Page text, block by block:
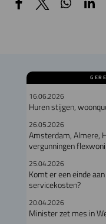
16.06.2026
Huren stijgen,
26.05.2026
Amsterdam, Almere,
vergunningen
25.04.2026
Komt er een einde
servicekosten?
20.04.2026
Minister zet mes in